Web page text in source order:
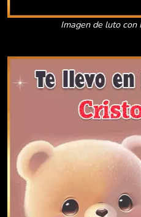
Imagen de luto con